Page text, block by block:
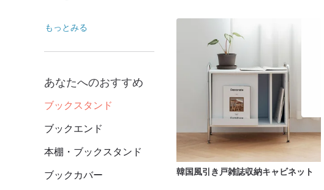
もっとみる
あなたへのおすすめ
ブックスタンド
ブックエンド
本棚・ブックスタンド
ブックカバー
韓国風引き戸雑誌収納キャビネット